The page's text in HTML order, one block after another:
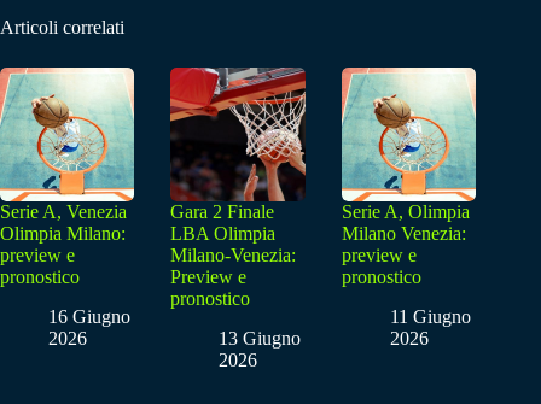
Articoli correlati
Serie A, Venezia
Olimpia Milano:
preview e
pronostico
16 Giugno
2026
Gara 2 Finale
LBA Olimpia
Milano-Venezia:
Preview e
pronostico
13 Giugno
2026
Serie A, Olimpia
Milano Venezia:
preview e
pronostico
11 Giugno
2026